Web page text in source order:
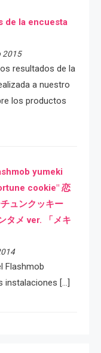
de la encuesta
2015
resultados de la
a nuestro
los productos
yumeki
cookie" 恋
ュンクッキー
タメ ver. 「メキ
Flashmob
instalaciones […]